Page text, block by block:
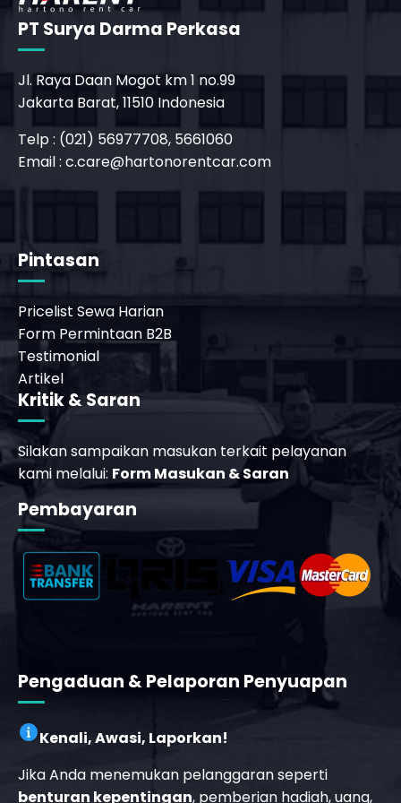
PT Surya Darma Perkasa
Jl. Raya Daan Mogot km 1 no.99
Jakarta Barat, 11510 Indonesia
Telp : (021) 56977708, 5661060
Email : c.care@hartonorentcar.com
Pintasan
Pricelist Sewa Harian
Form Permintaan B2B
Testimonial
Artikel
Kritik & Saran
Silakan sampaikan masukan terkait pelayanan
kami melalui: Form Masukan & Saran
Pembayaran
Pengaduan & Pelaporan Penyuapan
Kenali, Awasi, Laporkan!
Jika Anda menemukan pelanggaran seperti
benturan kepentingan, pemberian hadiah, uang,